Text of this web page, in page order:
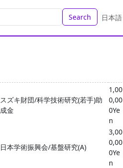
Search 日本語
スズキ財団/科学技術研究(若手)助
成金
1,00
0,00
0Ye
n
日本学術振興会/基盤研究(A)
3,00
0,00
0Ye
n